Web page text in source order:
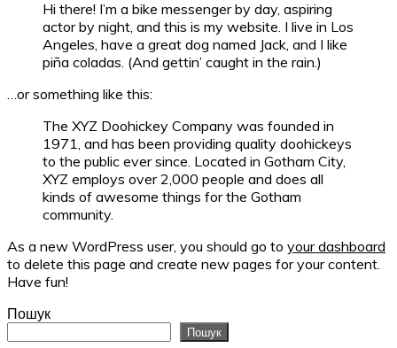
Hi there! I’m a bike messenger by day, aspiring
actor by night, and this is my website. I live in Los
Angeles, have a great dog named Jack, and I like
piña coladas. (And gettin’ caught in the rain.)
…or something like this:
The XYZ Doohickey Company was founded in
1971, and has been providing quality doohickeys
to the public ever since. Located in Gotham City,
XYZ employs over 2,000 people and does all
kinds of awesome things for the Gotham
community.
As a new WordPress user, you should go to your dashboard
to delete this page and create new pages for your content.
Have fun!
Пошук
Пошук